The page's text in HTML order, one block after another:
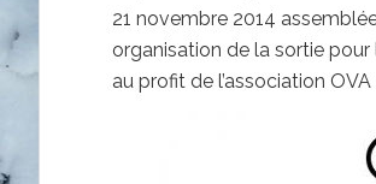
21 novembre 2014
organisation de la sortie
au profit de l’association